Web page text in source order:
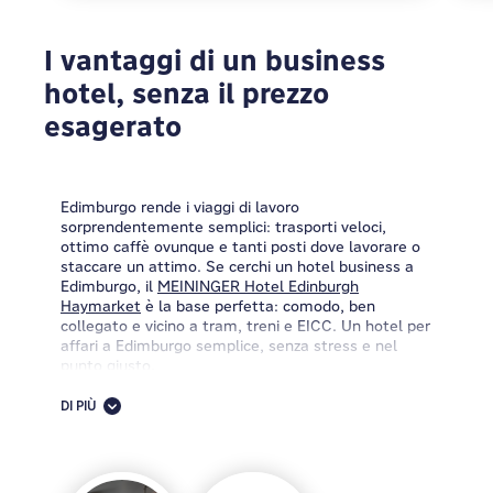
I vantaggi di un business
hotel, senza il prezzo
esagerato
Edimburgo rende i viaggi di lavoro
sorprendentemente semplici: trasporti veloci,
ottimo caffè ovunque e tanti posti dove lavorare o
staccare un attimo. Se cerchi un hotel business a
Edimburgo, il MEININGER Hotel Edinburgh
Haymarket è la base perfetta: comodo, ben
collegato e vicino a tram, treni e EICC. Un hotel per
affari a Edimburgo semplice, senza stress e nel
punto giusto.
Edimburgo ha un fascino naturale che ti conquista
piedi. La Old Town e la New Town sono entrambe
DI PIÙ